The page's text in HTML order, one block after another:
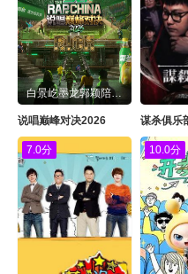
白景屹墨龙郭颖陪你一起聊
说唱巅峰对决2026 谋杀俱乐
7.0分 10.0分